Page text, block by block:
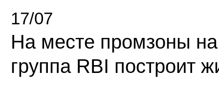
17/07
На месте промзоны
группа RBI построит